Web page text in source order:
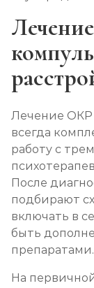
Лечение ОКР
всегда
работу с
После
подбирают
включать в
быть
препаратами.
На